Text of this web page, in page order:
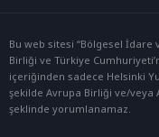
Bu web sitesi “Bölgesel İdare
Birliği ve Türkiye
içeriğinden sadece Helsinki
şekilde Avrupa Birliği ve/veya
şeklinde yorumlanamaz.